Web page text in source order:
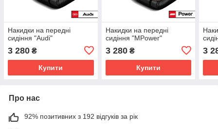
Накидки на передні
сидіння "Audi"
3 280 ₴
Купити
Накидки на передні
сидіння "MPower"
3 280₴
Купити
3
Про нас
92% позитивних з 192 відгуків за рік